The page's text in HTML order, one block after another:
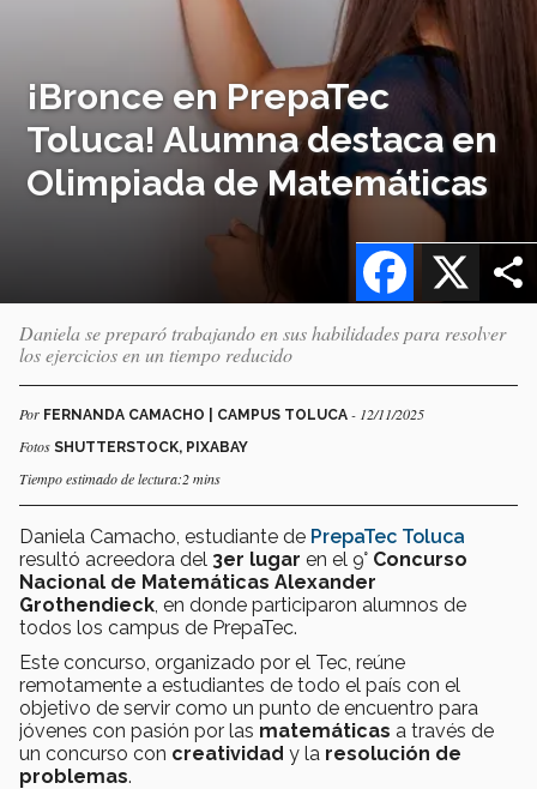
¡Bronce en PrepaTec
Toluca! Alumna destaca en
Olimpiada de Matemáticas
X
Facebook
Daniela se preparó trabajando en sus habilidades para resolver
los ejercicios en un tiempo reducido
Por FERNANDA CAMACHO | CAMPUS TOLUCA - 12/11/2025
Fotos SHUTTERSTOCK, PIXABAY
Tiempo estimado de lectura:2 mins
Daniela Camacho, estudiante de PrepaTec Toluca
resultó acreedora del 3er lugar en el 9° Concurso
Nacional de Matemáticas Alexander
Grothendieck , en donde participaron alumnos de
todos los campus de PrepaTec.
Este concurso, organizado por el Tec, reúne
remotamente a estudiantes de todo el país con el
objetivo de servir como un punto de encuentro para
jóvenes con pasión por las matemáticas a través de
un concurso con creatividad y la resolución de
problemas.